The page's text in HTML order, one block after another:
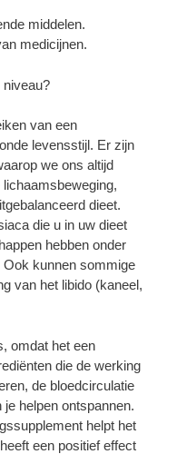
middelen.
medicijnen.
niveau?
van een
levensstijl. Er zijn
we ons altijd
dieet.
die u in uw dieet
hebben onder
Ook kunnen sommige
van het libido (kaneel,
omdat het een
die de werking
de bloedcirculatie
helpen ontspannen.
helpt het
een positief effect